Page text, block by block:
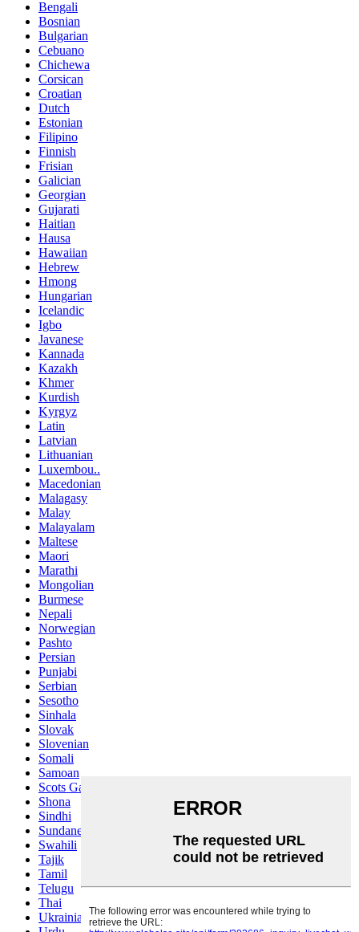
Bengali
Bosnian
Bulgarian
Cebuano
Chichewa
Corsican
Croatian
Dutch
Estonian
Filipino
Finnish
Frisian
Galician
Georgian
Gujarati
Haitian
Hausa
Hawaiian
Hebrew
Hmong
Hungarian
Icelandic
Igbo
Javanese
Kannada
Kazakh
Khmer
Kurdish
Kyrgyz
Latin
Latvian
Lithuanian
Luxembou..
Macedonian
Malagasy
Malay
Malayalam
Maltese
Maori
Marathi
Mongolian
Burmese
Nepali
Norwegian
Pashto
Persian
Punjabi
Serbian
Sesotho
Sinhala
Slovak
Slovenian
Somali
Samoan
Scots Gaelic
Shona
Sindhi
Sundanese
Swahili
Tajik
Tamil
Telugu
Thai
Ukrainian